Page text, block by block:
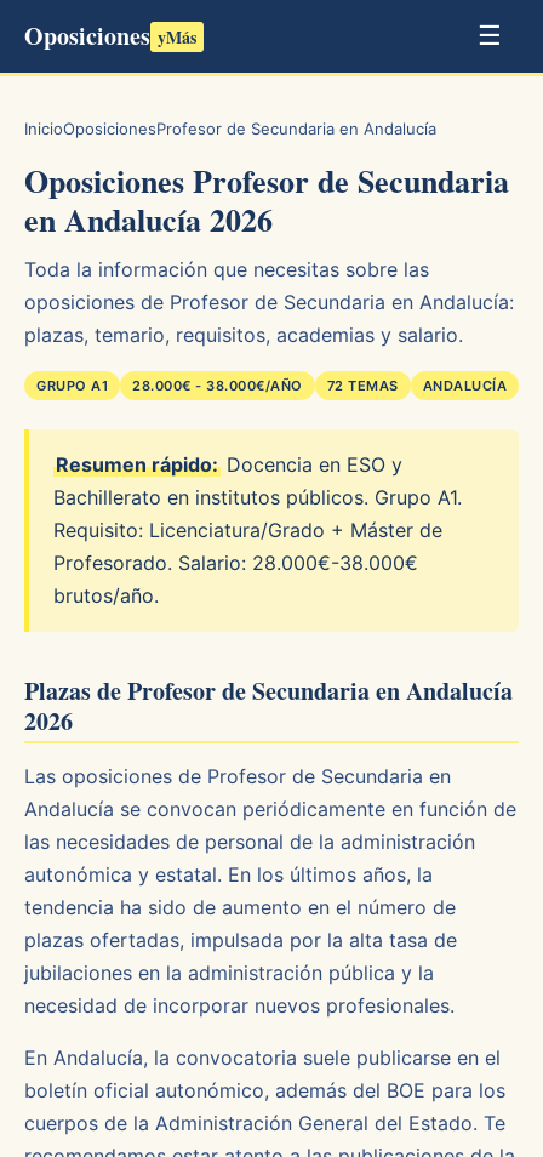
Oposiciones yMás ☰
InicioOposicionesProfesor de Secundaria en Andalucía
Oposiciones Profesor de Secundaria
en Andalucía 2026
Toda la información que necesitas sobre las
oposiciones de Profesor de Secundaria en Andalucía:
plazas, temario, requisitos, academias y salario.
GRUPO A1 28.000€ - 38.000€/AÑO 72 TEMAS ANDALUCÍA
Resumen rápido: Docencia en ESO y
Bachillerato en institutos públicos. Grupo A1.
Requisito: Licenciatura/Grado + Máster de
Profesorado. Salario: 28.000€-38.000€
brutos/año.
Plazas de Profesor de Secundaria en Andalucía
2026
Las oposiciones de Profesor de Secundaria en
Andalucía se convocan periódicamente en función de
las necesidades de personal de la administración
autonómica y estatal. En los últimos años, la
tendencia ha sido de aumento en el número de
plazas ofertadas, impulsada por la alta tasa de
jubilaciones en la administración pública y la
necesidad de incorporar nuevos profesionales.
En Andalucía, la convocatoria suele publicarse en el
boletín oficial autonómico, además del BOE para los
cuerpos de la Administración General del Estado. Te